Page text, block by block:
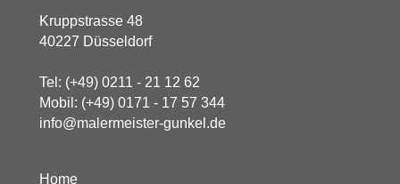
Kruppstrasse 48
40227 Düsseldorf
Tel: (+49) 0211 - 21 12 62
Mobil: (+49) 0171 - 17 57 344
info@malermeister-gunkel.de
Home